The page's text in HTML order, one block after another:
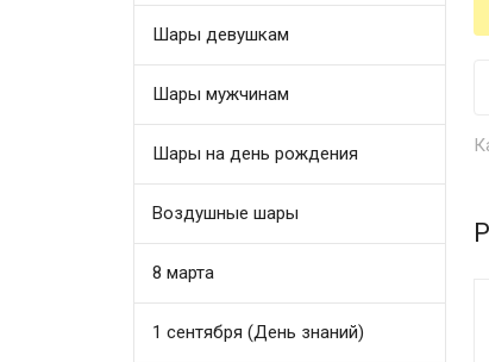
Шары девушкам
Шары мужчинам
Шары на день рождения
Воздушные шары
8 марта
1 сентября (День знаний)